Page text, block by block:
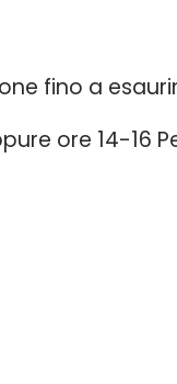
fino a
ore 14-16